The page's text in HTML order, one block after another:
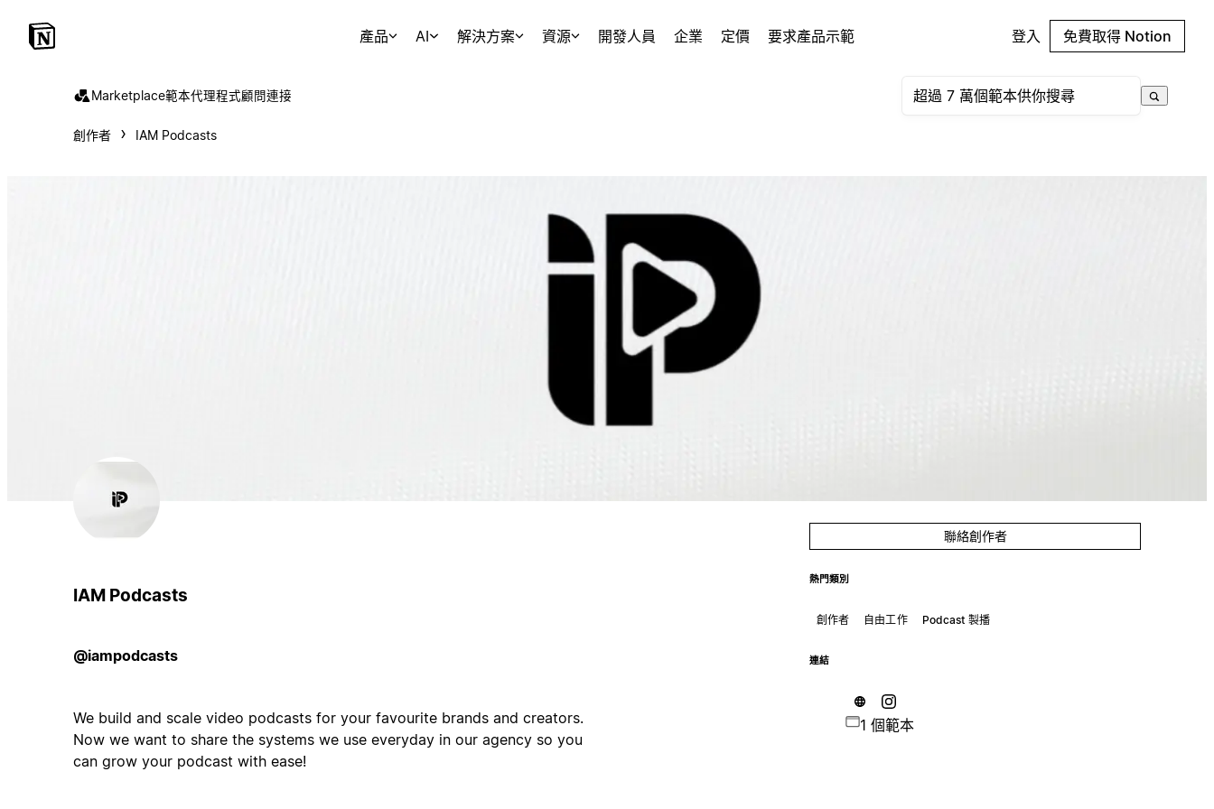
產品 AI 解決方案 資源 開發人員 企業 定價 要求產品示範 登入 免費取得 Notion
Marketplace範本代理程式顧問連接
創作者 IAM Podcasts
IAM Podcasts
@iampodcasts
We build and scale video podcasts for your favourite brands and creators.
Now we want to share the systems we use everyday in our agency so you
can grow your podcast with ease!
聯絡創作者
熱門類別
創作者 自由工作 Podcast 製播
連結
1 個範本